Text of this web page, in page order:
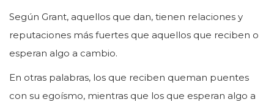
Según Grant, aquellos que dan, tienen relaciones y
reputaciones más fuertes que aquellos que reciben o
esperan algo a cambio.
En otras palabras, los que reciben queman puentes
con su egoísmo, mientras que los que esperan algo a